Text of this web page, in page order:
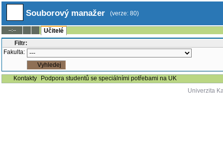
Souborový manažer (verze: 80)
--:--
Učitelé
Filtr:
Fakulta:
Kontakty
Podpora studentů se speciálními potřebami na UK
Univerzita